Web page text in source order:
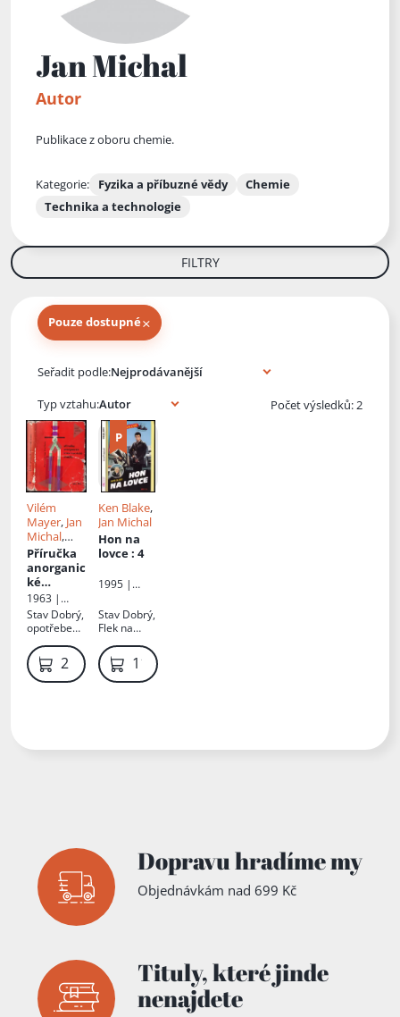
Jan Michal
Autor
Publikace z oboru chemie.
Kategorie: Fyzika a příbuzné vědy
Chemie
Technika a technologie
FILTRY
Pouze dostupné×
Seřadit podle:
Typ vztahu:
Počet výsledků: 2
Vilém
Mayer, Jan
Michal,
Alexej
Dragomire
cký
Karel
Řeřicha
Příručka
anorganic
ké
kolorimet
rické
analýzy
1963 |
Státní
nakladatels
tví
technické
literatury
Stav Dobrý,
opotřebená
natrhnutá
obálka,
politá
219 Kč
Ken Blake,
Jan Michal
Hon na
lovce: 4
1995 |
Stav Dobrý,
Flek na
119 Kč
Dopravu hradíme my
Objednávkám nad 699 Kč
Tituly,které jinde
nenajdete